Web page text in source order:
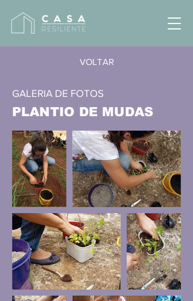
VOLTAR
GALERIA DE FOTOS
PLANTIO DE MUDAS